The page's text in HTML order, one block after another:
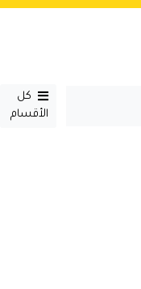
كل
الأقسام